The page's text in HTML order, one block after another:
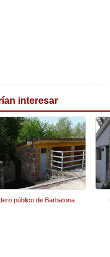
interesar
público de Barbatona